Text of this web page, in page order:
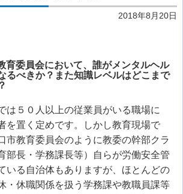
2018年8月20日
育委員会において、誰がメンタルヘル
るべきか？また知識レベルはどこまで
は５０人以上の従業員がいる職場に
を置く定めです。しかし教育現場で
市教育委員会のように教委の幹部クラ
部長・学務課長等）自らが労働安全管
いる自治体もありますが、ほとんどの
・休職関係を扱う学務課や教職員課等